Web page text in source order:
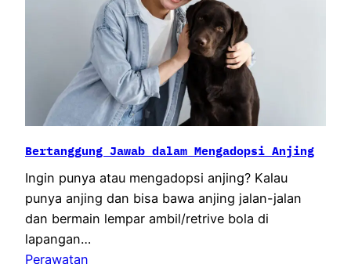
Bertanggung Jawab dalam Mengadopsi Anjing
Ingin punya atau mengadopsi anjing? Kalau
punya anjing dan bisa bawa anjing jalan-jalan
dan bermain lempar ambil/retrive bola di
lapangan…
Perawatan